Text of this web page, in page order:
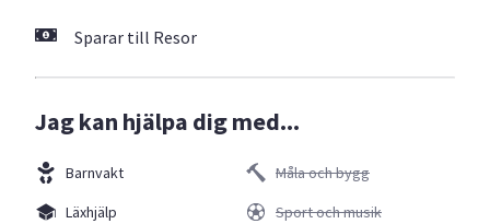
Sparar till Resor
Jag kan hjälpa dig med...
Barnvakt
Läxhjälp
Måla och bygg
Sport och musik